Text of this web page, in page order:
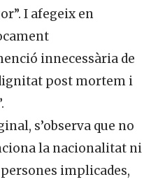
I afegeix en
innecessària de
post mortem i
s’observa que no
la nacionalitat ni
implicades,